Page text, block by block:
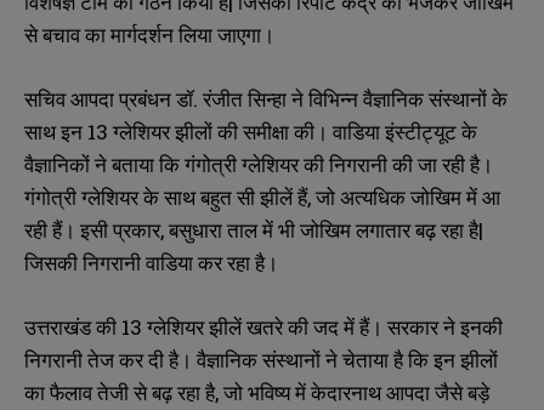
से बचाव का मार्गदर्शन लिया जाएगा।
सचिव आपदा प्रबंधन डॉ. रंजीत सिन्हा ने विभिन्न वैज्ञानिक संस्थानों के
साथ इन 13 ग्लेशियर झीलों की समीक्षा की। वाडिया इंस्टीट्यूट के
वैज्ञानिकों ने बताया कि गंगोत्री ग्लेशियर की निगरानी की जा रही है।
गंगोत्री ग्लेशियर के साथ बहुत सी झीलें हैं, जो अत्यधिक जोखिम में आ
रही हैं। इसी प्रकार, बसुधारा ताल में भी जोखिम लगातार बढ़ रहा है|
जिसकी निगरानी वाडिया कर रहा है।
उत्तराखंड की 13 ग्लेशियर झीलें खतरे की जद में हैं। सरकार ने इनकी
निगरानी तेज कर दी है। वैज्ञानिक संस्थानों ने चेताया है कि इन झीलों
का फैलाव तेजी से बढ़ रहा है, जो भविष्य में केदारनाथ आपदा जैसे बड़े